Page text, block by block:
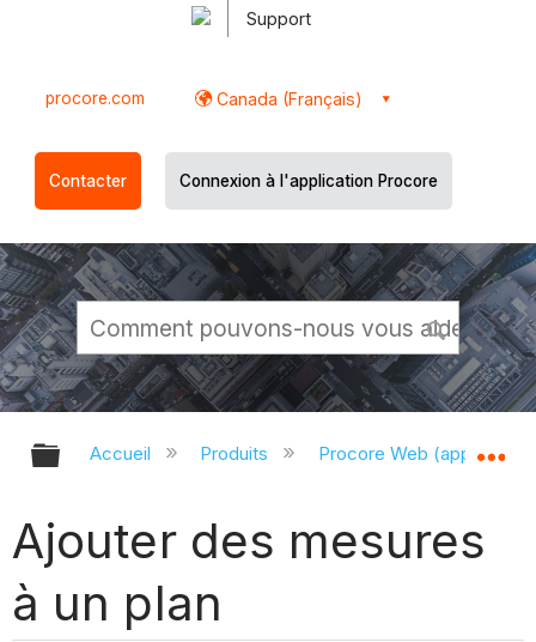
Support
procore.com Canada (Français)
Contacter Connexion à l'application Procore
Développer/réduire la hiérarchie
Accueil Produits Procore Web
Ajouter des mesures
à un plan